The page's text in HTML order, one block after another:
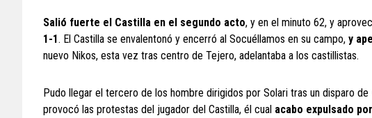
Salió fuerte el Castilla en el segundo acto, y en el minuto 62, y
1-1. El Castilla se envalentonó y encerró al Socuéllamos en su campo, y
nuevo Nikos, esta vez tras centro de Tejero, adelantaba a los castillistas.
Pudo llegar el tercero de los hombre dirigidos por Solari tras un disparo de
provocó las protestas del jugador del Castilla, él cual acabo expulsado